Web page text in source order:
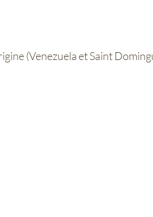
(Venezuela et Saint